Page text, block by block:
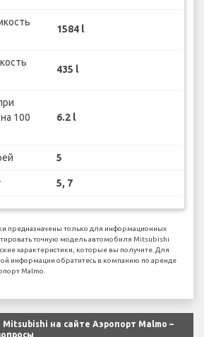
1584 l
435 l
100
6.2 l
5
5, 7
предназначены только для информационных
точную модель автомобиля Mitsubishi
характеристики, которые вы получите. Для
информации обратитесь в компанию по аренде
Malmo.
на сайте Аэропорт Malmo –